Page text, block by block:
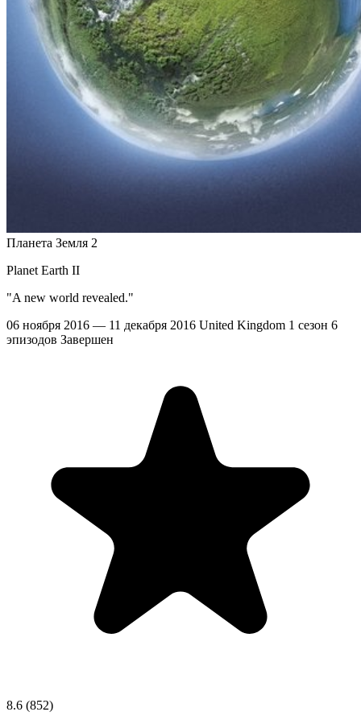
Планета Земля 2
Planet Earth II
"A new world revealed."
06 ноября 2016 — 11 декабря 2016 United Kingdom 1 сезон 6
эпизодов Завершен
8.6 (852)